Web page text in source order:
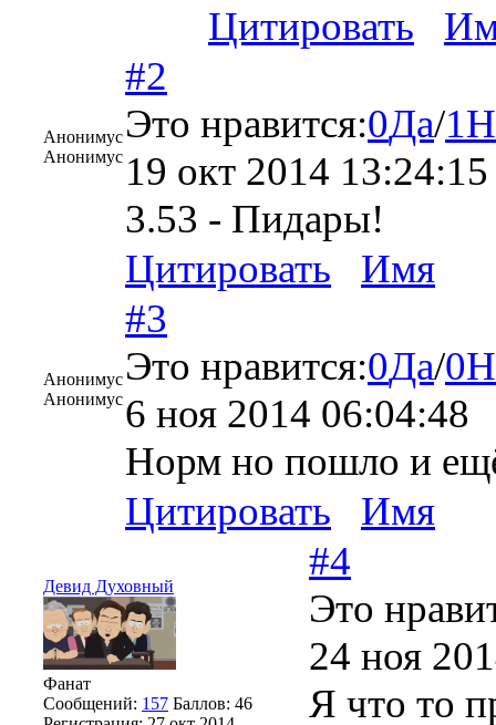
Цитировать
Анонимус
Анонимус
#2
Это нравится:0Да/1
19 окт 2014 13:24:15
3.53 - Пидары!
Цитировать
Имя
Анонимус
Анонимус
#3
Это нравится:0Да/0
6 ноя 2014 06:04:48
Норм но пошло и
Цитировать
Имя
Девид Духовный
Фанат
Сообщений: 157 Баллов: 46
#4
Это
24 ноя
Я что то